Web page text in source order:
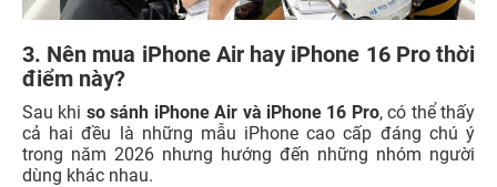
3. Nên mua iPhone Air hay iPhone 16 Pro thời
điểm này?
Sau khi so sánh iPhone Air và iPhone 16 Pro, có thể thấy
cả hai đều là những mẫu iPhone cao cấp đáng chú ý
trong năm 2026 nhưng hướng đến những nhóm người
dùng khác nhau.